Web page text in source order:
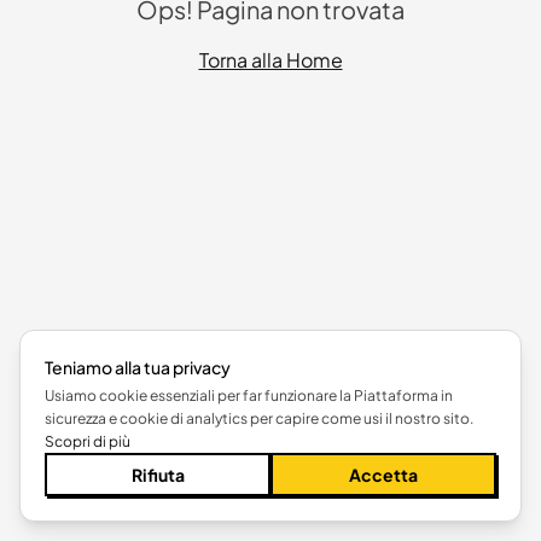
Ops! Pagina non trovata
Torna alla Home
Teniamo alla tua privacy
Usiamo cookie essenziali per far funzionare la Piattaforma in
sicurezza e cookie di analytics per capire come usi il nostro sito.
Scopri di più
Rifiuta Accetta